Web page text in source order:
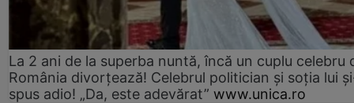
La 2 ani de la superba nuntă, încă un cuplu celebru
România divorțează! Celebrul politician și soția lui
spus adio! „Da, este adevărat” www.unica.ro